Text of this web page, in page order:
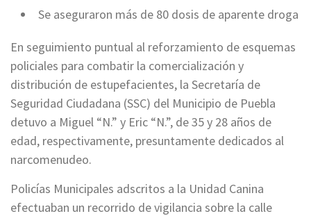
Se aseguraron más de 80 dosis de aparente droga
En seguimiento puntual al reforzamiento de esquemas
policiales para combatir la comercialización y
distribución de estupefacientes, la Secretaría de
Seguridad Ciudadana (SSC) del Municipio de Puebla
detuvo a Miguel “N.” y Eric “N.”, de 35 y 28 años de
edad, respectivamente, presuntamente dedicados al
narcomenudeo.
Policías Municipales adscritos a la Unidad Canina
efectuaban un recorrido de vigilancia sobre la calle